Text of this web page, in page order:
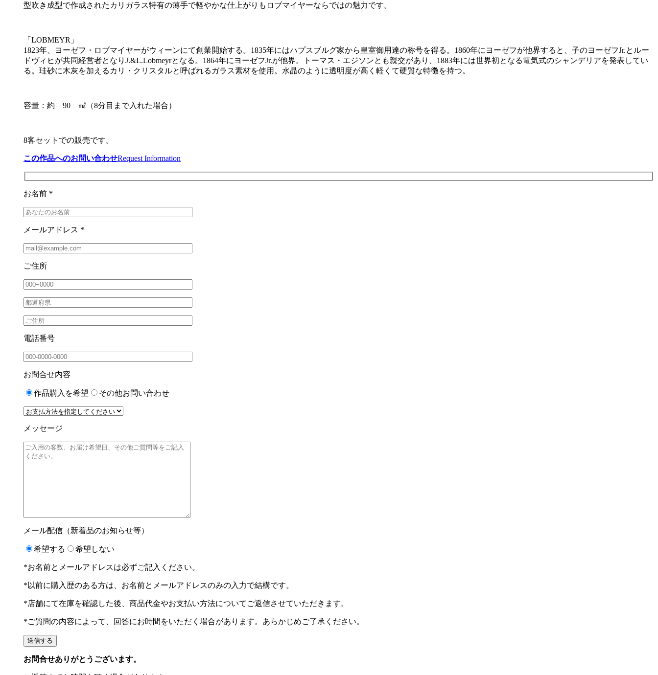
型吹き成型で作成されたカリガラス特有の薄手で軽やかな仕上がりもロブマイヤーならではの魅力です。
「LOBMEYR」
1823年、ヨーゼフ・ロブマイヤーがウィーンにて創業開始する。1835年にはハプスブルグ家から皇室御用達の称号を得る。1860年にヨーゼフが他界すると、子のヨーゼフJr.とルー
ドヴィヒが共同経営者となりJ.&L.Lobmeyrとなる。1864年にヨーゼフJr.が他界。トーマス・エジソンとも親交があり、1883年には世界初となる電気式のシャンデリアを発表してい
る。珪砂に木灰を加えるカリ・クリスタルと呼ばれるガラス素材を使用。水晶のように透明度が高く軽くて硬質な特徴を持つ。
容量：約 90 ㎖（8分目まで入れた場合）
8客セットでの販売です。
この作品へのお問い合わせRequest Information
お名前 *
メールアドレス *
ご住所
電話番号
お問合せ内容
作品購入を希望 その他お問い合わせ
メッセージ
メール配信（新着品のお知らせ等）
希望する 希望しない
*お名前とメールアドレスは必ずご記入ください。
*以前に購入歴のある方は、お名前とメールアドレスのみの入力で結構です。
*店舗にて在庫を確認した後、商品代金やお支払い方法についてご返信させていただきます。
*ご質問の内容によって、回答にお時間をいただく場合があります。あらかじめご了承ください。
お問合せありがとうございます。